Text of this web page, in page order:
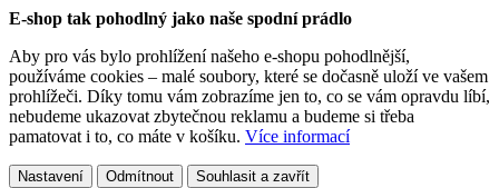
E-shop tak pohodlný jako naše spodní prádlo
Aby pro vás bylo prohlížení našeho e-shopu pohodlnější,
používáme cookies – malé soubory, které se dočasně uloží ve vašem
prohlížeči. Díky tomu vám zobrazíme jen to, co se vám opravdu líbí,
nebudeme ukazovat zbytečnou reklamu a budeme si třeba
pamatovat i to, co máte v košíku. Více informací
Nastavení Odmítnout
Souhlasit a zavřít